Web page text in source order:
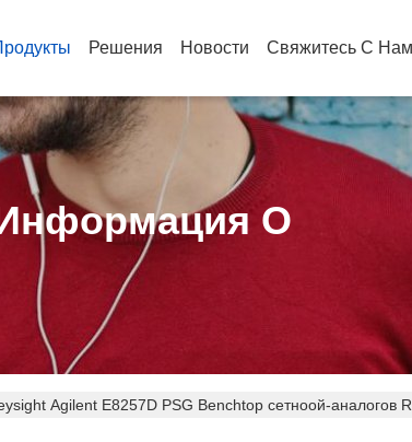
Решения Новости Свяжитесь С
О
Agilent E8257D PSG Benchtop сетноой-аналогов